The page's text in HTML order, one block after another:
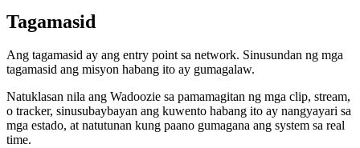
Tagamasid
Ang tagamasid ay ang entry point sa network. Sinusundan ng mga
tagamasid ang misyon habang ito ay gumagalaw.
Natuklasan nila ang Wadoozie sa pamamagitan ng mga clip, stream,
o tracker, sinusubaybayan ang kuwento habang ito ay nangyayari sa
mga estado, at natutunan kung paano gumagana ang system sa real
time.